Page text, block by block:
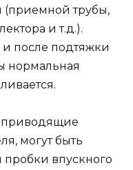
(приемной трубы,
и т.д.).
после подтяжки
нормальная
приводящие
могут быть
впускного